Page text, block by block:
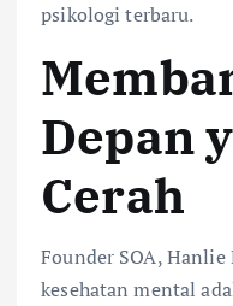
psikologi terbaru.
Depan
Cerah
Founder SOA,
kesehatan mental